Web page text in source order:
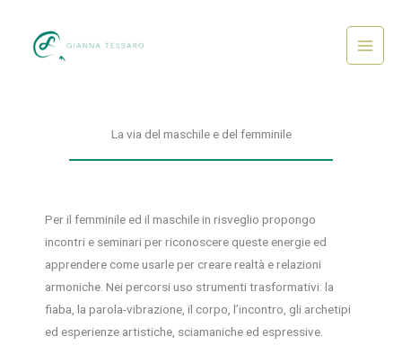
contenuto
Main
La via del maschile e del femminile
Per il femminile ed il maschile in risveglio propongo
incontri e seminari per riconoscere queste energie ed
apprendere come usarle per creare realtà e relazioni
armoniche. Nei percorsi uso strumenti trasformativi: la
fiaba, la parola-vibrazione, il corpo, l’incontro, gli archetipi
ed esperienze artistiche, sciamaniche ed espressive.